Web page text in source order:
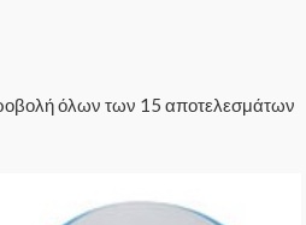
όλων των 15 αποτελεσμάτων